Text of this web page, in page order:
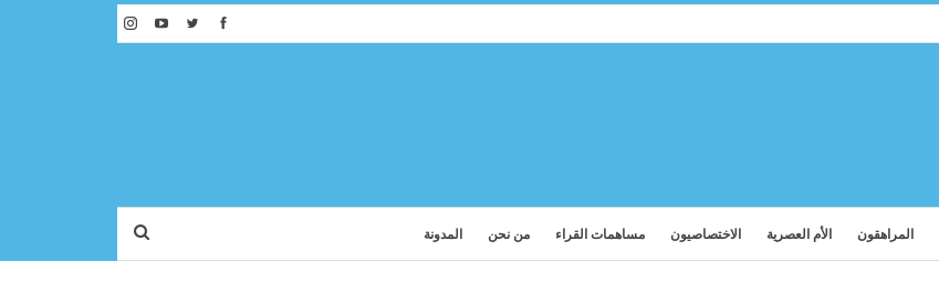
المراهقون الأم العصرية الاختصاصيون مساهمات القراء من نحن المدونة